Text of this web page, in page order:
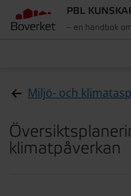
PBL
– en handbok
Miljö- och
klimatpåverkan